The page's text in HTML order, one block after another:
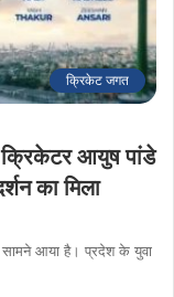
क्रिकेट जगत
आयुष पांडे
का मिला
आया है। प्रदेश के युवा